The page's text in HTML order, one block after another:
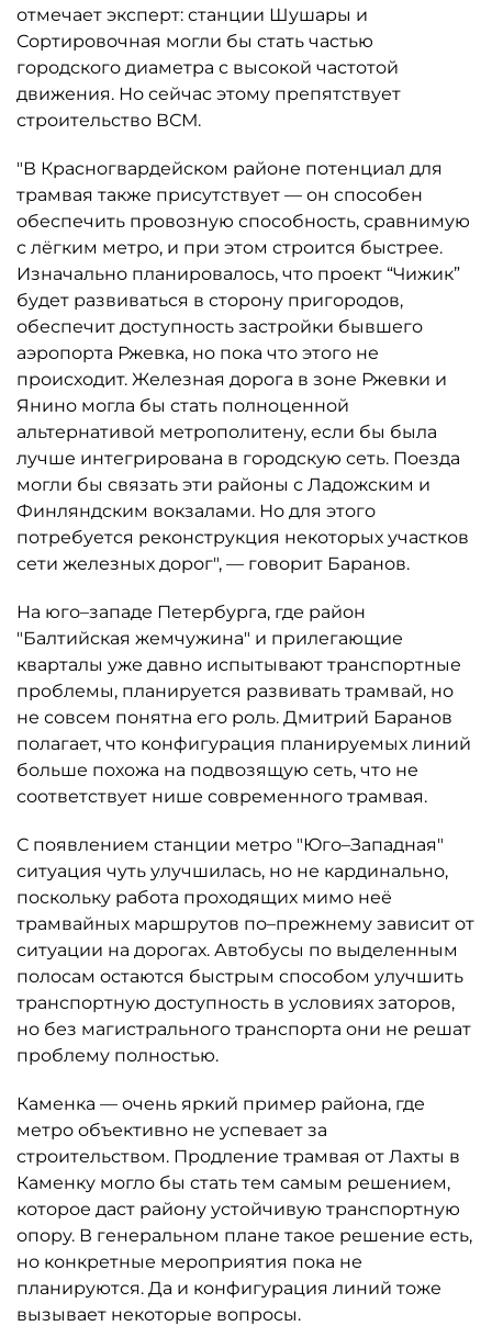
отмечает эксперт: станции Шушары и
Сортировочная могли бы стать частью
городского диаметра с высокой частотой
движения. Но сейчас этому препятствует
строительство ВСМ.
"В Красногвардейском районе потенциал для
трамвая также присутствует — он способен
обеспечить провозную способность, сравнимую
с лёгким метро, и при этом строится быстрее.
Изначально планировалось, что проект “Чижик”
будет развиваться в сторону пригородов,
обеспечит доступность застройки бывшего
аэропорта Ржевка, но пока что этого не
происходит. Железная дорога в зоне Ржевки и
Янино могла бы стать полноценной
альтернативой метрополитену, если бы была
лучше интегрирована в городскую сеть. Поезда
могли бы связать эти районы с Ладожским и
Финляндским вокзалами. Но для этого
потребуется реконструкция некоторых участков
сети железных дорог", — говорит Баранов.
На юго–западе Петербурга, где район
"Балтийская жемчужина" и прилегающие
кварталы уже давно испытывают транспортные
проблемы, планируется развивать трамвай, но
не совсем понятна его роль. Дмитрий Баранов
полагает, что конфигурация планируемых линий
больше похожа на подвозящую сеть, что не
соответствует нише современного трамвая.
С появлением станции метро "Юго–Западная"
ситуация чуть улучшилась, но не кардинально,
поскольку работа проходящих мимо неё
трамвайных маршрутов по–прежнему зависит от
ситуации на дорогах. Автобусы по выделенным
полосам остаются быстрым способом улучшить
транспортную доступность в условиях заторов,
но без магистрального транспорта они не решат
проблему полностью.
Каменка — очень яркий пример района, где
метро объективно не успевает за
строительством. Продление трамвая от Лахты в
Каменку могло бы стать тем самым решением,
которое даст району устойчивую транспортную
опору. В генеральном плане такое решение есть,
но конкретные мероприятия пока не
планируются. Да и конфигурация линий тоже
вызывает некоторые вопросы.